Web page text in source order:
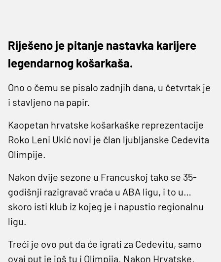
Riješeno je pitanje nastavka karijere
legendarnog košarkaša.
Ono o čemu se pisalo zadnjih dana, u četvrtak je
i stavljeno na papir.
Kaopetan hrvatske košarkaške reprezentacije
Roko Leni Ukić novi je član ljubljanske Cedevita
Olimpije.
Nakon dvije sezone u Francuskoj tako se 35-
godišnji razigravač vraća u ABA ligu, i to u…
skoro isti klub iz kojeg je i napustio regionalnu
ligu.
Treći je ovo put da će igrati za Cedevitu, samo
ovaj put je još tu i Olimpija. Nakon Hrvatske,